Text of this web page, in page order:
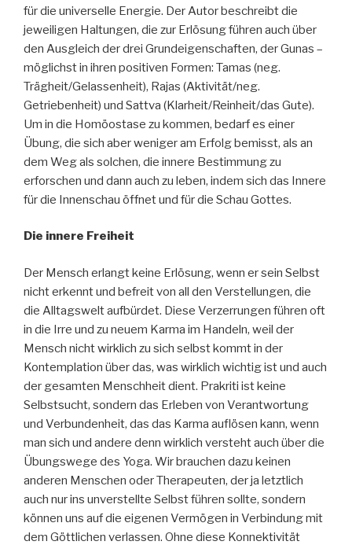
für die universelle Energie. Der Autor beschreibt die
jeweiligen Haltungen, die zur Erlösung führen auch über
den Ausgleich der drei Grundeigenschaften, der Gunas –
möglichst in ihren positiven Formen: Tamas (neg.
Trägheit/Gelassenheit), Rajas (Aktivität/neg.
Getriebenheit) und Sattva (Klarheit/Reinheit/das Gute).
Um in die Homöostase zu kommen, bedarf es einer
Übung, die sich aber weniger am Erfolg bemisst, als an
dem Weg als solchen, die innere Bestimmung zu
erforschen und dann auch zu leben, indem sich das Innere
für die Innenschau öffnet und für die Schau Gottes.
Die innere Freiheit
Der Mensch erlangt keine Erlösung, wenn er sein Selbst
nicht erkennt und befreit von all den Verstellungen, die
die Alltagswelt aufbürdet. Diese Verzerrungen führen oft
in die Irre und zu neuem Karma im Handeln, weil der
Mensch nicht wirklich zu sich selbst kommt in der
Kontemplation über das, was wirklich wichtig ist und auch
der gesamten Menschheit dient. Prakriti ist keine
Selbstsucht, sondern das Erleben von Verantwortung
und Verbundenheit, das das Karma auflösen kann, wenn
man sich und andere denn wirklich versteht auch über die
Übungswege des Yoga. Wir brauchen dazu keinen
anderen Menschen oder Therapeuten, der ja letztlich
auch nur ins unverstellte Selbst führen sollte, sondern
können uns auf die eigenen Vermögen in Verbindung mit
dem Göttlichen verlassen. Ohne diese Konnektivität